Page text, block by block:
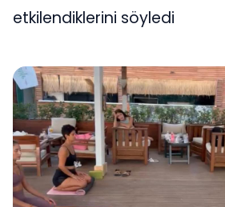
etkilendiklerini söyledi